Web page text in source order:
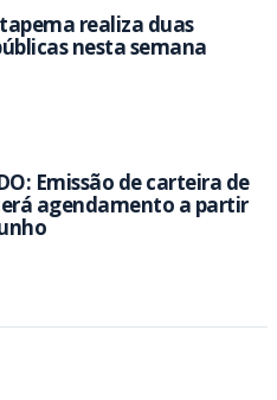
realiza duas
nesta semana
Emissão de carteira de
agendamento a partir